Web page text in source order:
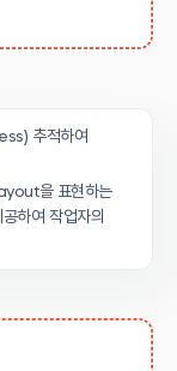
추적하여
을 표현하는
하여 작업자의